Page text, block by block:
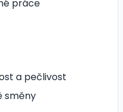
práce
a pečlivost
směny